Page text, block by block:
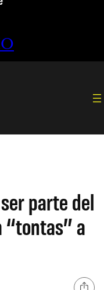
parte del
“tontas” a